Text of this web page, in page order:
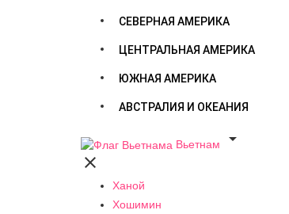
СЕВЕРНАЯ АМЕРИКА
ЦЕНТРАЛЬНАЯ АМЕРИКА
ЮЖНАЯ АМЕРИКА
АВСТРАЛИЯ И ОКЕАНИЯ
Вьетнам


Ханой
Хошимин